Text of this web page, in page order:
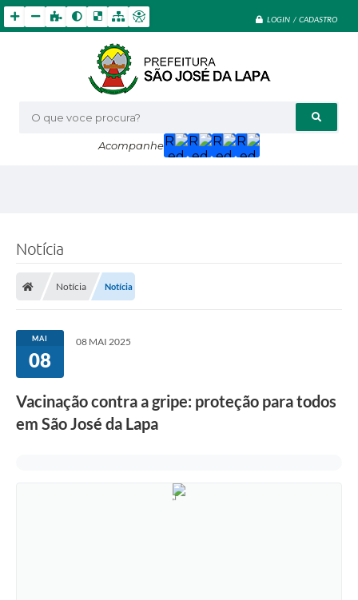
LOGIN / CADASTRO
O que voce procura?
Acompanhe
Notícia
Notícia Notícia
MAI
08
08 MAI 2025
Vacinação contra a gripe: proteção para todos
em São José da Lapa